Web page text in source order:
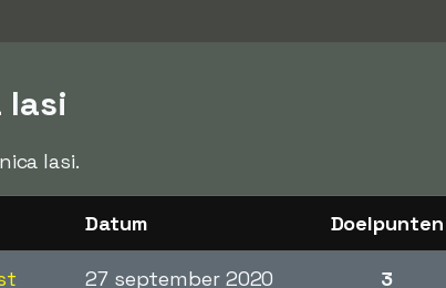
Iasi
Iasi.
Datum Doelpunten
27 september 2020
3